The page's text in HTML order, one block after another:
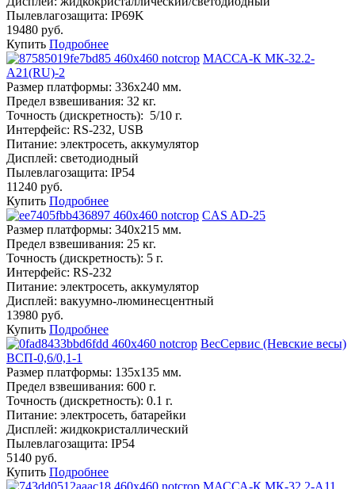
Пылевлагозащита: IP69K
19480 руб.
Купить Подробнее
МАССА-К МК-32.2-
А21(RU)-2
Размер платформы: 336х240 мм.
Предел взвешивания: 32 кг.
Точность (дискретность): 5/10 г.
Интерфейс: RS-232, USB
Питание: электросеть, аккумулятор
Дисплей: светодиодный
Пылевлагозащита: IP54
11240 руб.
Купить Подробнее
CAS AD-25
Размер платформы: 340х215 мм.
Предел взвешивания: 25 кг.
Точность (дискретность): 5 г.
Интерфейс: RS-232
Питание: электросеть, аккумулятор
Дисплей: вакуумно-люминесцентный
13980 руб.
Купить Подробнее
ВесСервис (Невские весы)
ВСП-0,6/0,1-1
Размер платформы: 135х135 мм.
Предел взвешивания: 600 г.
Точность (дискретность): 0.1 г.
Питание: электросеть, батарейки
Дисплей: жидкокристаллический
Пылевлагозащита: IP54
5140 руб.
Купить Подробнее
МАССА-К МК-32.2-А11